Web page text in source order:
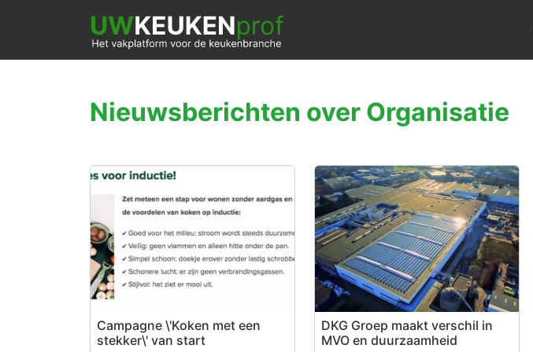
Nieuwsberichten over Organisatie
Campagne \'Koken met een
stekker\' van start
DKG Groep maakt verschil in
MVO en duurzaamheid